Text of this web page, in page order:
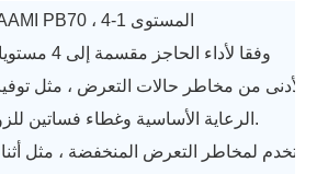
3.AAMI PB70 ، المستوى 1-4
وفقا لأداء الحاجز مقسمة إلى 4 مستويات
الرعاية الأساسية وغطاء فساتين للزوار.